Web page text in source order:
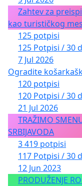
Zahtev za
kao turističkog
125 potpisi
125 Potpisi / 30
7 Jul 2026
Ogradite
120 potpisi
120 Potpisi / 30
21 Jul 2026
TRAŽIMO
SRBIJAVODA
3 419 potpisi
117 Potpisi / 30
12 Jun 2023
PRODUŽENJE